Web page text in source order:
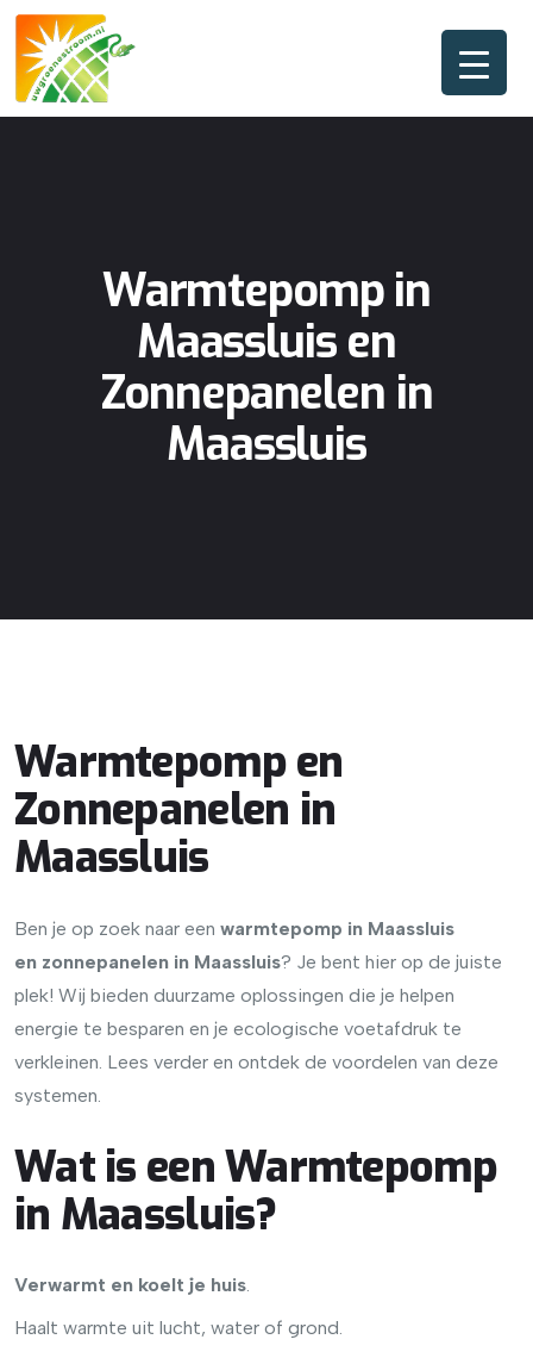
Warmtepomp in
Maassluis en
Zonnepanelen in
Maassluis
Warmtepomp en
Zonnepanelen in
Maassluis
Ben je op zoek naar een warmtepomp in Maassluis
en zonnepanelen in Maassluis? Je bent hier op de juiste
plek! Wij bieden duurzame oplossingen die je helpen
energie te besparen en je ecologische voetafdruk te
verkleinen. Lees verder en ontdek de voordelen van deze
systemen.
Wat is een Warmtepomp
in Maassluis?
Verwarmt en koelt je huis.
Haalt warmte uit lucht, water of grond.